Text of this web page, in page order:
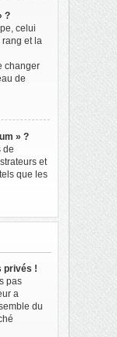
?
celui
rang et la
changer
de
» ?
de
et
que les
privés !
pas
a
du